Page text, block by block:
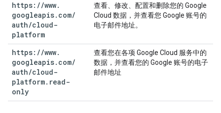
https: //www.
googleapis. com/
auth/cloud-
platform
查看、修改、配置和删除您的 Google
Cloud 数据，并查看您 Google 账号的
电子邮件地址。
https: //www.
googleapis. com/
auth/cloud-
platform. read-
only
查看您在各项 Google Cloud 服务中的
数据，并查看您的 Google 账号的电子
邮件地址